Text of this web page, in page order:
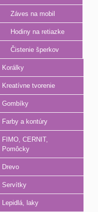
Záves na mobil
Hodiny na retiazke
Čistenie šperkov
Korálky
Kreatívne tvorenie
Gombíky
Farby a kontúry
FIMO, CERNIT,
Pomôcky
Drevo
Servítky
Lepidlá, laky